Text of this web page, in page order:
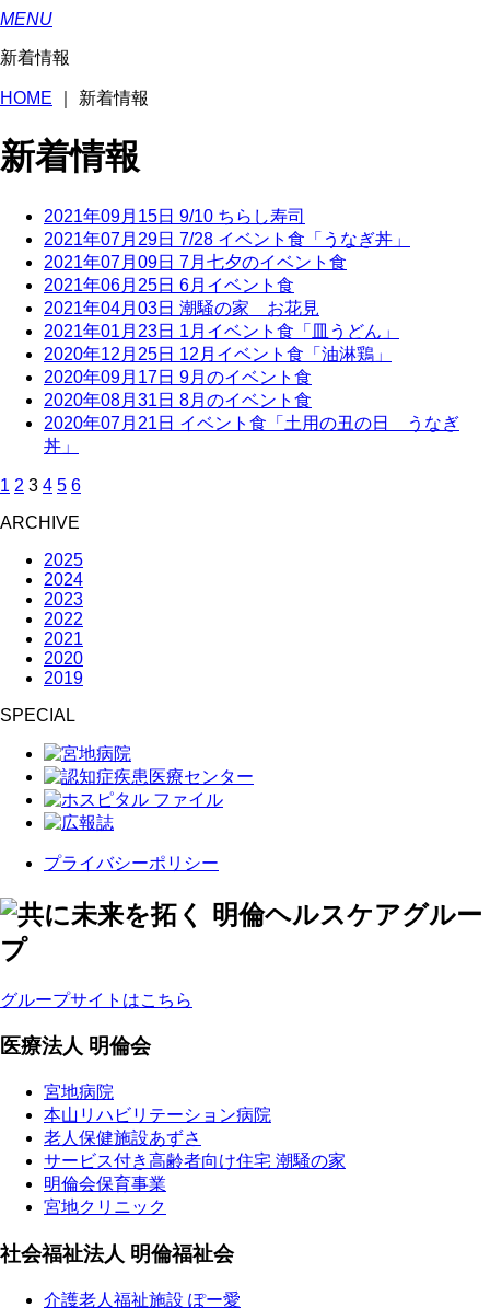
MENU
新着情報
HOME 新着情報
新着情報
2021年09月15日 9/10 ちらし寿司
2021年07月29日 7/28 イベント食「うなぎ丼」
2021年07月09日 7月七夕のイベント食
2021年06月25日 6月イベント食
2021年04月03日 潮騒の家 お花見
2021年01月23日 1月イベント食「皿うどん」
2020年12月25日 12月イベント食「油淋鶏」
2020年09月17日 9月のイベント食
2020年08月31日 8月のイベント食
2020年07月21日 イベント食「土用の丑の日 うなぎ
丼」
1 2 3 4 5 6
ARCHIVE
2025
2024
2023
2022
2021
2020
2019
SPECIAL
プライバシーポリシー
グループサイトはこちら
医療法人 明倫会
宮地病院
本山リハビリテーション病院
老人保健施設あずさ
サービス付き高齢者向け住宅 潮騒の家
明倫会保育事業
宮地クリニック
社会福祉法人 明倫福祉会
介護老人福祉施設 ぽー愛